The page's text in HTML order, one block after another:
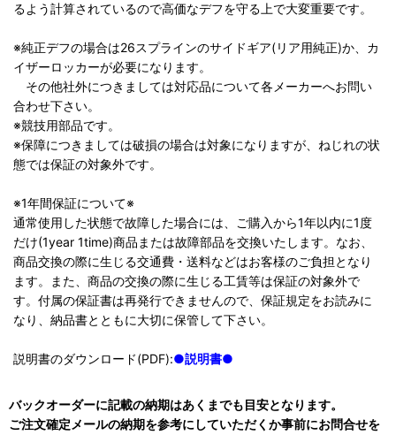
るよう計算されているので高価なデフを守る上で大変重要です。
※純正デフの場合は26スプラインのサイドギア(リア用純正)か、カ
イザーロッカーが必要になります。
その他社外につきましては対応品について各メーカーへお問い
合わせ下さい。
※競技用部品です。
※保障につきましては破損の場合は対象になりますが、ねじれの状
態では保証の対象外です。
※1年間保証について※
通常使用した状態で故障した場合には、ご購入から1年以内に1度
だけ(1year 1time)商品または故障部品を交換いたします。なお、
商品交換の際に生じる交通費・送料などはお客様のご負担となり
ます。また、商品の交換の際に生じる工賃等は保証の対象外で
す。付属の保証書は再発行できませんので、保証規定をお読みに
なり、納品書とともに大切に保管して下さい。
説明書のダウンロード(PDF):●説明書●
バックオーダーに記載の納期はあくまでも目安となります。
ご注文確定メールの納期を参考にしていただくか事前にお問合せを